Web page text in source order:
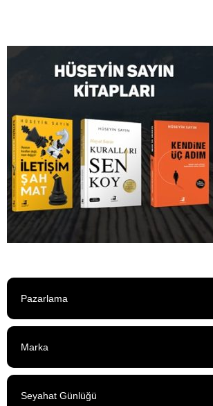
Pazarlama
Marka
Seyahat Günlüğü